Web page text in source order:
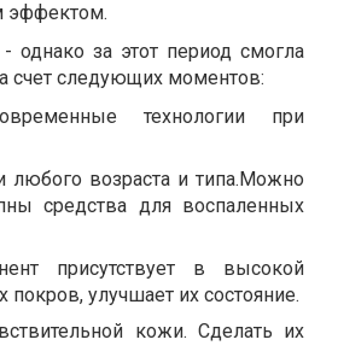
эффектом.
однако за этот период смогла
счет следующих моментов:
технологии при
любого возраста и типа.Можно
средства для воспаленных
присутствует в высокой
улучшает их состояние.
кожи. Сделать их